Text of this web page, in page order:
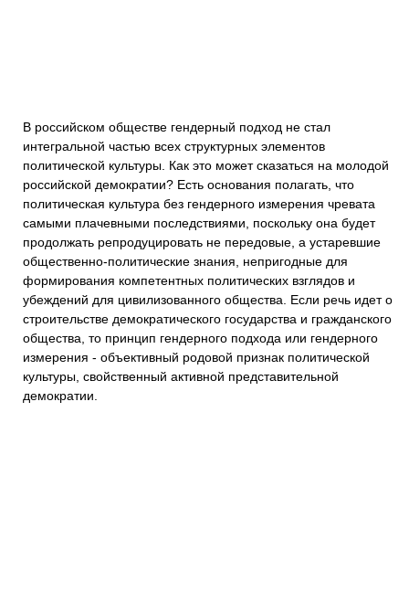
В российском обществе гендерный подход не стал
интегральной частью всех структурных элементов
политической культуры. Как это может сказаться на молодой
российской демократии? Есть основания полагать, что
политическая культура без гендерного измерения чревата
самыми плачевными последствиями, поскольку она будет
продолжать репродуцировать не передовые, а устаревшие
общественно-политические знания, непригодные для
формирования компетентных политических взглядов и
убеждений для цивилизованного общества. Если речь идет о
строительстве демократического государства и гражданского
общества, то принцип гендерного подхода или гендерного
измерения - объективный родовой признак политической
культуры, свойственный активной представительной
демократии.